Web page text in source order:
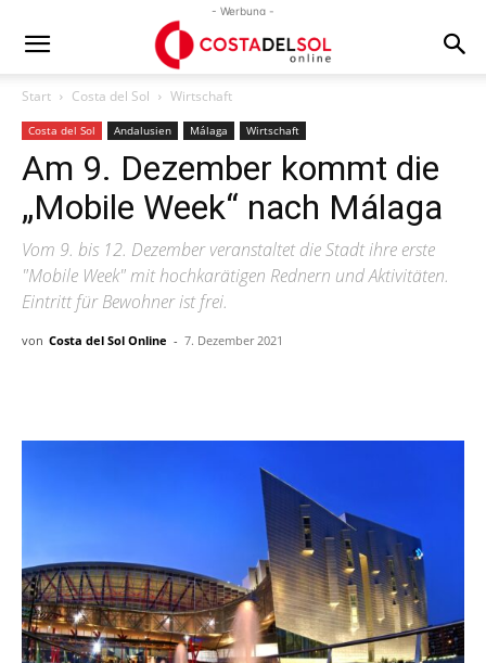
- Werbung -
Start Costa del Sol Wirtschaft
Costa del Sol Andalusien Málaga Wirtschaft
Am 9. Dezember kommt die
„Mobile Week“ nach Málaga
Vom 9. bis 12. Dezember veranstaltet die Stadt ihre erste
"Mobile Week" mit hochkarätigen Rednern und Aktivitäten.
Eintritt für Bewohner ist frei.
von Costa del Sol Online - 7. Dezember 2021